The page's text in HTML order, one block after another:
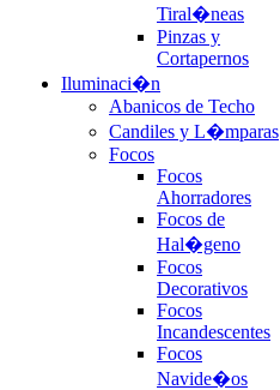
Tiral�neas
Pinzas y
Cortapernos
Iluminaci�n
Abanicos de Techo
Candiles y L�mparas
Focos
Focos
Ahorradores
Focos de
Hal�geno
Focos
Decorativos
Focos
Incandescentes
Focos
Navide�os